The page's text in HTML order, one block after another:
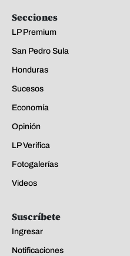
Secciones
LP Premium
San Pedro Sula
Honduras
Sucesos
Economía
Opinión
LP Verifica
Fotogalerías
Videos
Suscríbete
Ingresar
Notificaciones